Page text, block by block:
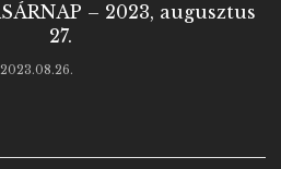
– 2023, augusztus
27.
2023.08.26.